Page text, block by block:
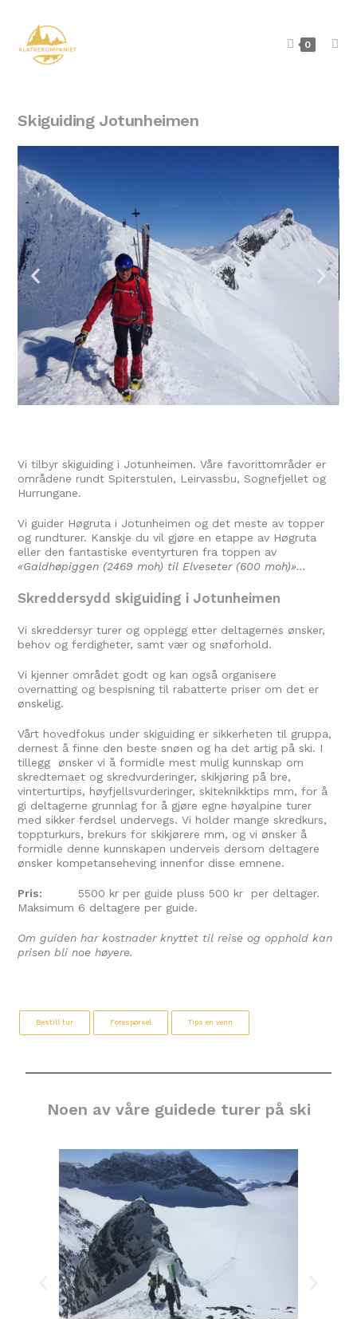
0
Skiguiding Jotunheimen
Vi tilbyr skiguiding i Jotunheimen. Våre favorittområder er
områdene rundt Spiterstulen, Leirvassbu, Sognefjellet og
Hurrungane.
Vi guider Høgruta i Jotunheimen og det meste av topper
og rundturer. Kanskje du vil gjøre en etappe av Høgruta
eller den fantastiske eventyrturen fra toppen av
«Galdhøpiggen (2469 moh) til Elveseter (600 moh)»…
Skreddersydd skiguiding i Jotunheimen
Vi skreddersyr turer og opplegg etter deltagernes ønsker,
behov og ferdigheter, samt vær og snøforhold.
Vi kjenner området godt og kan også organisere
overnatting og bespisning til rabatterte priser om det er
ønskelig.
Vårt hovedfokus under skiguiding er sikkerheten til gruppa,
dernest å finne den beste snøen og ha det artig på ski. I
tillegg ønsker vi å formidle mest mulig kunnskap om
skredtemaet og skredvurderinger, skikjøring på bre,
vinterturtips, høyfjellsvurderinger, skiteknikktips mm, for å
gi deltagerne grunnlag for å gjøre egne høyalpine turer
med sikker ferdsel undervegs. Vi holder mange skredkurs,
toppturkurs, brekurs for skikjørere mm, og vi ønsker å
formidle denne kunnskapen underveis dersom deltagere
ønsker kompetanseheving innenfor disse emnene.
Pris: 5500 kr per guide pluss 500 kr per deltager.
Maksimum 6 deltagere per guide.
Om guiden har kostnader knyttet til reise og opphold kan
prisen bli noe høyere.
Bestill tur Forespørsel Tips en venn
Noen av våre guidede turer på ski